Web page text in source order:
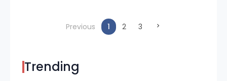
Previous 1(current)
2 3
Trending